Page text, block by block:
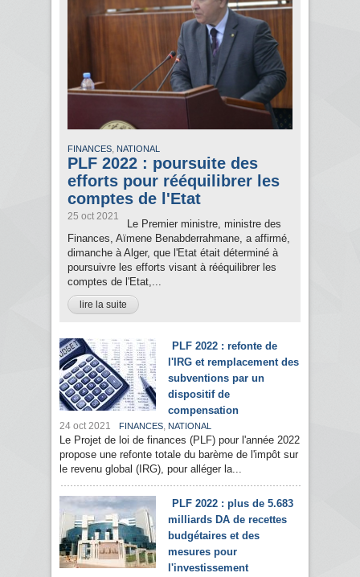
FINANCES, NATIONAL
PLF 2022 : poursuite des
efforts pour rééquilibrer les
comptes de l'Etat
25 oct 2021
Le Premier ministre, ministre des
Finances, Aïmene Benabderrahmane, a affirmé,
dimanche à Alger, que l'Etat était déterminé à
poursuivre les efforts visant à rééquilibrer les
comptes de l'Etat,...
lire la suite
PLF 2022 : refonte de
l'IRG et remplacement des
subventions par un
dispositif de
compensation
24 oct 2021 FINANCES, NATIONAL
Le Projet de loi de finances (PLF) pour l'année 2022
propose une refonte totale du barème de l'impôt sur
le revenu global (IRG), pour alléger la...
PLF 2022 : plus de 5.683
milliards DA de recettes
budgétaires et des
mesures pour
l'investissement